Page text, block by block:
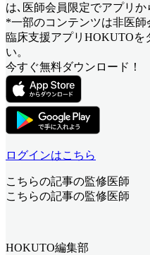
は､医師会員限定でアプリか
*一部のコンテンツは非医
臨床支援アプリHOKUTOを
い。
今すぐ無料ダウンロード！
ログインはこちら
こちらの記事の監修医師
こちらの記事の監修医師
HOKUTO編集部